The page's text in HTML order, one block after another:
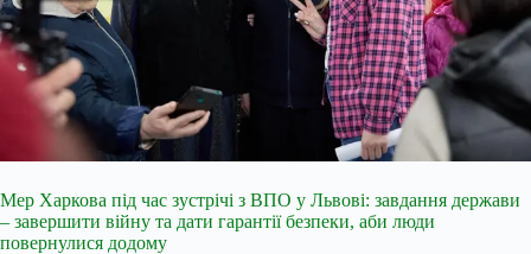
Мер Харкова під час зустрічі з ВПО у Львові: завдання держави
– завершити війну та дати гарантії безпеки, аби люди
повернулися додому